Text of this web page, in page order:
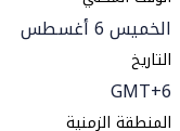
الخميس 6 أغسطس
التاريخ
GMT+6
المنطقة الزمنية